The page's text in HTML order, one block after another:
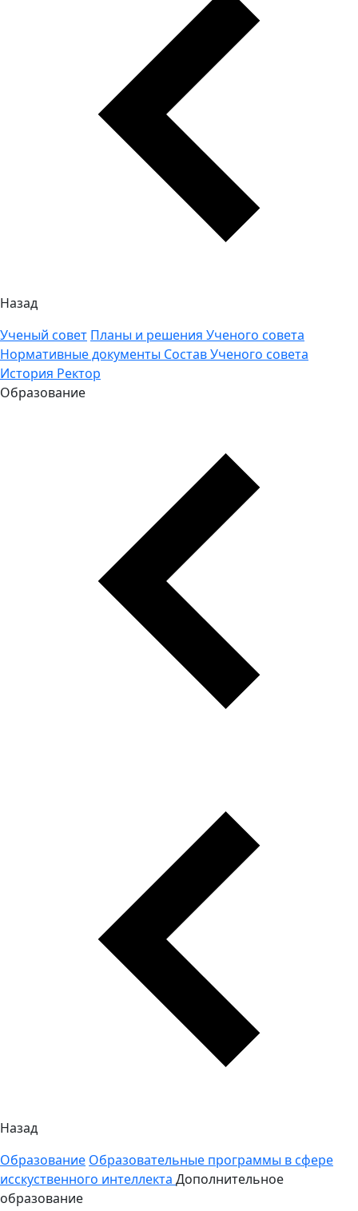
Назад
Ученый совет Планы и решения Ученого совета
Нормативные документы Состав Ученого совета
История Ректор
Образование
Назад
Образование Образовательные программы в сфере
исскуственного интеллекта Дополнительное
образование